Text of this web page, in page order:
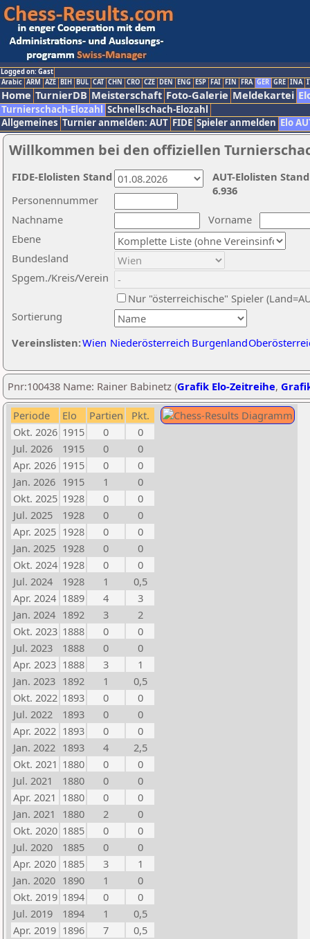
Logged on: Gast
Arabic ARM AZE BIH BUL CAT CHN CRO CZE DEN ENG ESP FAI FIN FRA GER GRE INA
Home TurnierDB Meisterschaft Foto-Galerie Meldekartei
Turnierschach-Elozahl Schnellschach-Elozahl
Allgemeines Turnier anmelden: AUT FIDE Spieler anmelden Elo
Willkommen bei den offiziellen
Nachname
Vorname
Ebene
Sortierung
Personennummer
Bundesland
Spgem./Kreis/Verein
Nur "österreichische" Spieler
Vereinslisten:Wien Niederösterreich Burgenland
AUT-Elolisten
6.936
FIDE-Elolisten Stand
Pnr:100438 Name: Rainer Babinetz (Grafik Elo-Zeitreihe,
Periode Elo Partien
Pkt.
Okt. 2026 1915 0
0
Jul. 2026
1915 0
0
Apr. 2026 1915 0
0
Jan. 2026 1915 1
0
Okt. 2025 1928 0
0
Jul. 2025
1928 0
0
Apr. 2025 1928 0
0
Jan. 2025 1928 0
0
Okt. 2024 1928 0
0
Jul. 2024
1928 1
0,5
Apr. 2024 1889 4
3
Jan. 2024 1892 3
2
Okt. 2023 1888 0
0
Jul. 2023
1888 0
0
Apr. 2023 1888 3
1
Jan. 2023 1892 1
0,5
Okt. 2022 1893 0
0
Jul. 2022
1893 0
0
Apr. 2022 1893 0
0
Jan. 2022 1893 4
2,5
Okt. 2021 1880 0
0
Jul. 2021
1880 0
0
Apr. 2021 1880 0
0
Jan. 2021
1880 2
0
Okt. 2020 1885 0
0
Jul. 2020
1885 0
0
Apr. 2020 1885 3
1
Jan. 2020 1890 1
0
Okt. 2019 1894 0
0
Jul. 2019
1894 1
0,5
Apr. 2019 1896 7
0,5